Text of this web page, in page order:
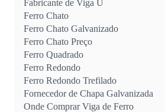
Fabricante de Viga U
Ferro Chato
Ferro Chato Galvanizado
Ferro Chato Preço
Ferro Quadrado
Ferro Redondo
Ferro Redondo Trefilado
Fornecedor de Chapa Galvanizada
Onde Comprar Viga de Ferro